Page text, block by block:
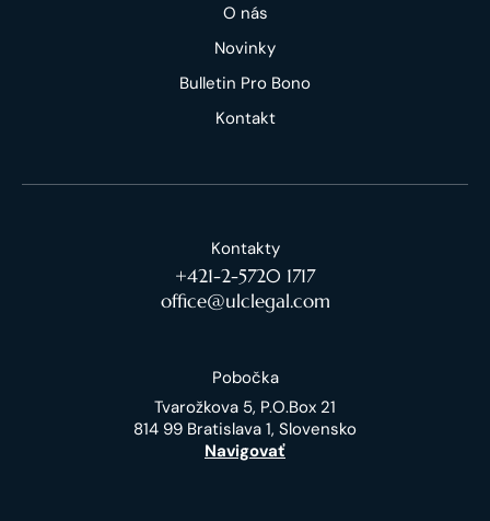
O nás
Novinky
Bulletin Pro Bono
Kontakt
Kontakty
+421-2-5720 1717
office@ulclegal.com
Pobočka
Tvarožkova 5, P.O.Box 21
814 99 Bratislava 1, Slovensko
Navigovať